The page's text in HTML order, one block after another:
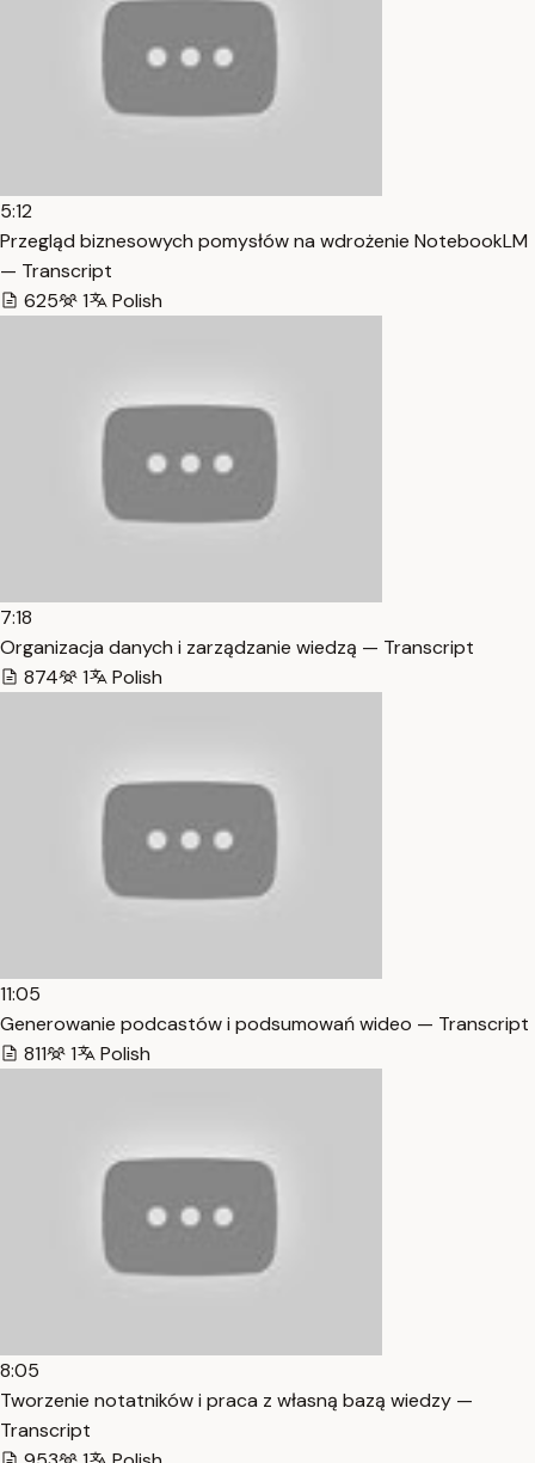
5:12
Przegląd biznesowych pomysłów na wdrożenie NotebookLM
— Transcript
625
1 Polish
7:18
Organizacja danych i zarządzanie wiedzą — Transcript
874
1 Polish
11:05
Generowanie podcastów i podsumowań wideo — Transcript
811
1 Polish
8:05
Tworzenie notatników i praca z własną bazą wiedzy —
Transcript